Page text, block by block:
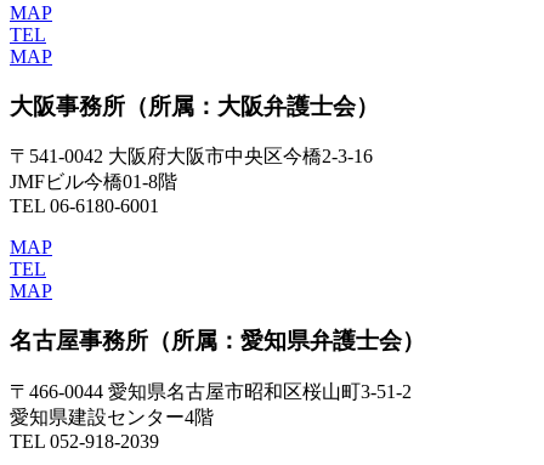
MAP
TEL
MAP
大阪事務所 （所属：大阪弁護士会）
〒541-0042 大阪府大阪市中央区今橋2-3-16
JMFビル今橋01-8階
TEL 06-6180-6001
MAP
TEL
MAP
名古屋事務所 （所属：愛知県弁護士会）
〒466-0044 愛知県名古屋市昭和区桜山町3-51-2
愛知県建設センター4階
TEL 052-918-2039